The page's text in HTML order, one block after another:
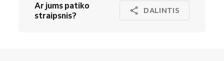
Ar jums patiko
straipsnis?
DALINTIS